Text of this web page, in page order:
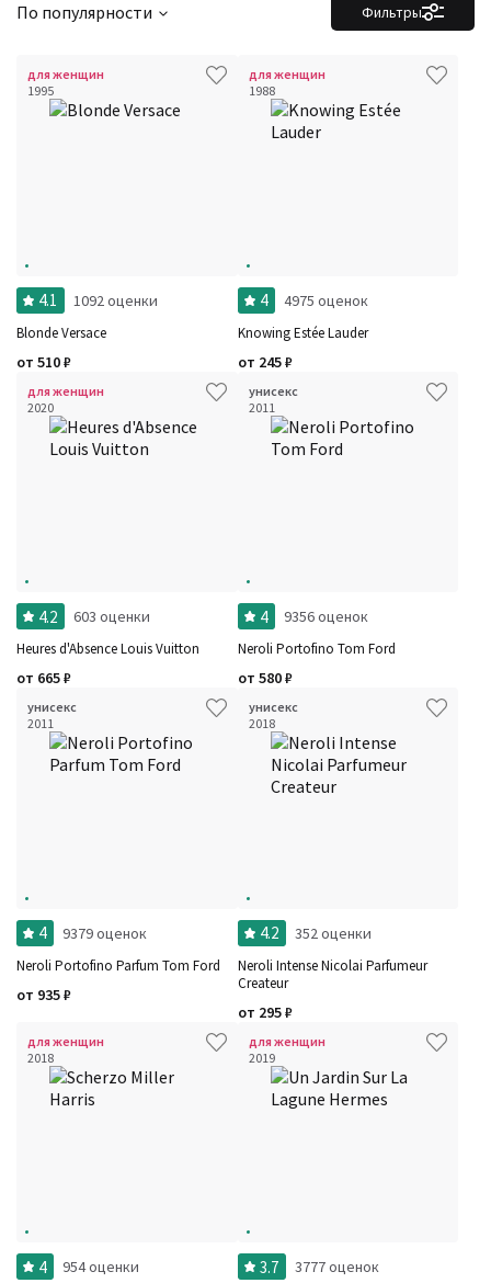
Фильтры
По популярности
Сбросить все
Страна производитель
для женщин
1995
4.1 1092 оценки
Blonde Versace
от 510₽
для женщин
1988
4 4975 оценок
Knowing Estée Lauder
от 245₽
для женщин
2020
4.2 603 оценки
Heures d'Absence Louis Vuitton
от 665₽
унисекс
2011
4 9356 оценок
Neroli Portofino Tom Ford
от 580₽
унисекс
2011
4 9379 оценок
Neroli Portofino Parfum Tom Ford
от 935₽
унисекс
2018
4.2 352 оценки
Neroli Intense Nicolai Parfumeur
Createur
от 295₽
для женщин
2018
4 954 оценки
для женщин
2019
3.7 3777 оценок